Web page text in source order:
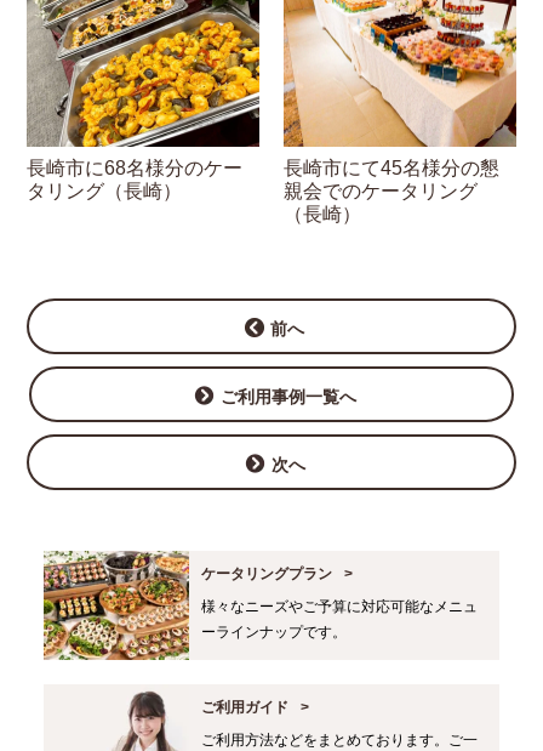
長崎市に68名様分のケー
タリング（長崎）
長崎市にて45名様分の懇
親会でのケータリング
（長崎）
前へ
ご利用事例一覧へ
次へ
ケータリングプラン
様々なニーズやご予算に対応可能なメニュ
ーラインナップです。
ご利用ガイド
ご利用方法などをまとめております。ご一